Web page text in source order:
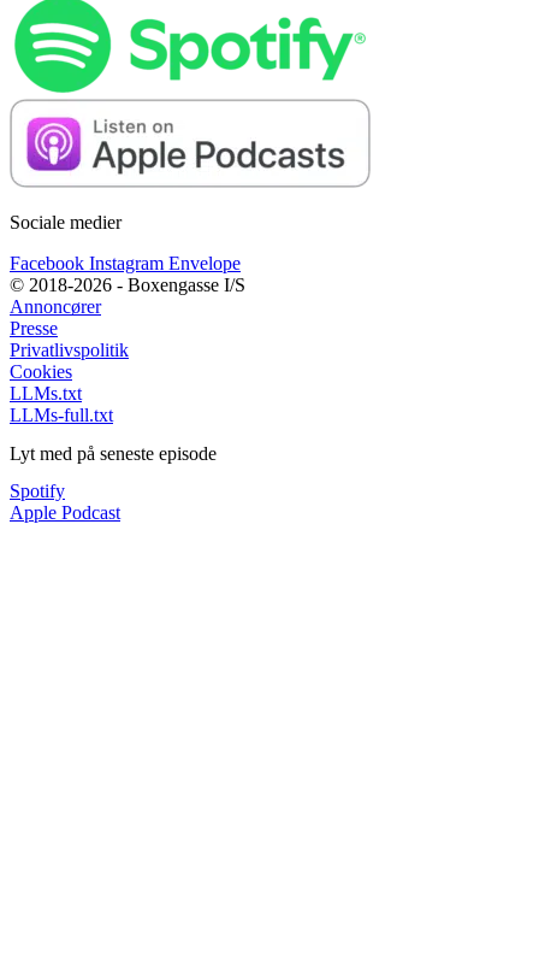
Sociale medier
Facebook Instagram Envelope
© 2018-2026 - Boxengasse I/S
Annoncører
Presse
Privatlivspolitik
Cookies
LLMs.txt
LLMs-full.txt
Lyt med på seneste episode
Spotify
Apple Podcast